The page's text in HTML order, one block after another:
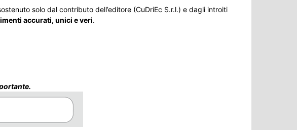
solo dal contributo dell’editore (CuDriEc S.r.l.) e dagli introiti
accurati, unici e veri.